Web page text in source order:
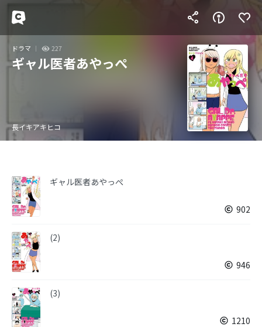
ドラマ 227
ギャル医者あやっぺ
長イキアキヒコ
ギャル医者あやっぺ
902
(2)
946
(3)
1210